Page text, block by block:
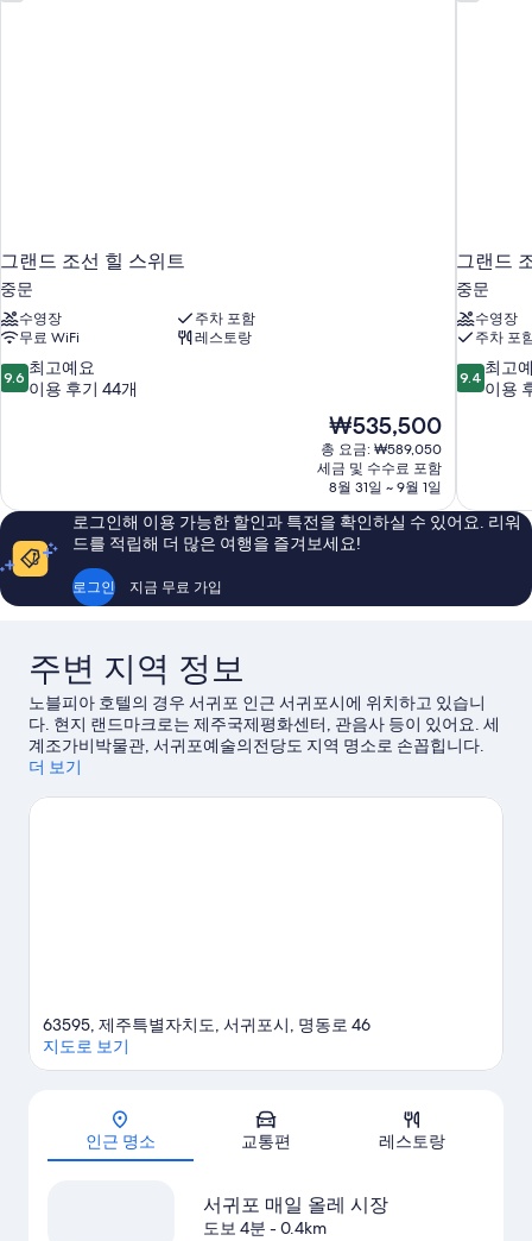
그랜드 조선 힐 스위트
중문
수영장
주차 포함
무료 WiFi
레스토랑
10
점
점,
최
예
요,
이
9.6 최고예요
이용 후기 44개
현
재
요
금
₩535,500
₩535,500
총 요금: ₩589,050
세금 및 수수료 포함
8월 31일 ~ 9월 1일
그랜드
중문
수영장
주차 포
10
점
점,
최
고
이
개
9.4 최고
이용
로그인해 이용 가능한 할인과 특전을 확인하실 수 있어요. 리워
드를 적립해 더 많은 여행을 즐겨보세요!
로그인 지금 무료 가입
주변 지역 정보
노블피아 호텔의 경우 서귀포 인근 서귀포시에 위치하고 있습니
다. 현지 랜드마크로는 제주국제평화센터, 관음사 등이 있어요. 세
계조가비박물관, 서귀포예술의전당도 지역 명소로 손꼽힙니다.
세리월드, 서귀포시김정문화회관도 놓치지 마세요.
더 보기
지도
63595, 제주특별자치도, 서귀포시, 명동로 46
지도로 보기
인근 명소 교통편 레스토랑
서귀포 매일 올레 시장
도보 4분 - 0.4km